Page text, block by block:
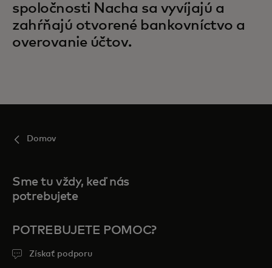
spoločnosti Nacha sa vyvíjajú a
zahŕňajú otvorené bankovníctvo a
overovanie účtov.
Domov
Sme tu vždy, keď nás
potrebujete
POTREBUJETE POMOC?
Získať podporu